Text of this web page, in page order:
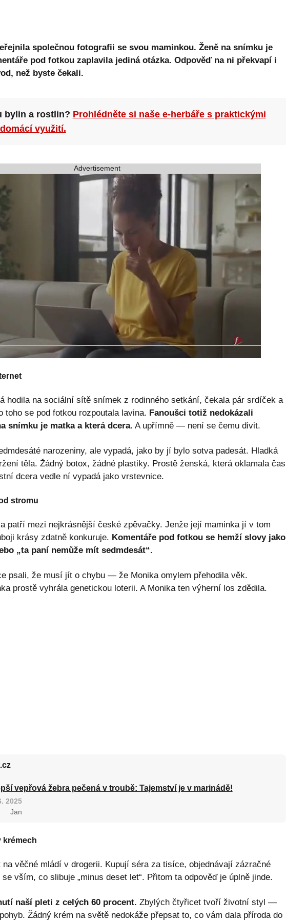
společnou fotografii se svou maminkou. Ženě na snímku je
pod fotkou zaplavila jediná otázka. Odpověď na ni překvapí i
než byste čekali.
bylin a rostlin? Prohlédněte si naše e-herbáře s praktickými
využití.
Advertisement
hodila na sociální sítě snímek z rodinného setkání, čekala pár srdíček a
toho se pod fotkou rozpoutala lavina. Fanoušci totiž nedokázali
snímku je matka a která dcera. A upřímně — není se čemu divit.
narozeniny, ale vypadá, jako by jí bylo sotva padesát. Hladká
těla. Žádný botox, žádné plastiky. Prostě ženská, která oklamala čas
dcera vedle ní vypadá jako vrstevnice.
stromu
patří mezi nejkrásnější české zpěvačky. Jenže její maminka jí v tom
krásy zdatně konkuruje. Komentáře pod fotkou se hemží slovy jako
„ta paní nemůže mít sedmdesát“.
psali, že musí jít o chybu — že Monika omylem přehodila věk.
prostě vyhrála genetickou loterii. A Monika ten výherní los zdědila.
vepřová žebra pečená v troubě: Tajemství je v marinádě!
2025
Jan
krémech
věčné mládí v drogerii. Kupují séra za tisíce, objednávají zázračné
vším, co slibuje „minus deset let“. Přitom ta odpověď je úplně jinde.
naší pleti z celých 60 procent. Zbylých čtyřicet tvoří životní styl —
Žádný krém na světě nedokáže přepsat to, co vám dala příroda do